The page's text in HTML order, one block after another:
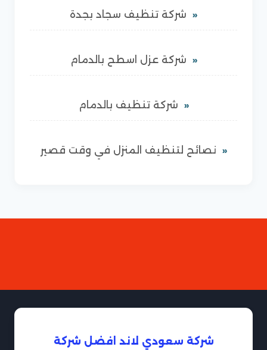
شركة تنظيف سجاد بجدة
شركة عزل اسطح بالدمام
شركة تنظيف بالدمام
نصائح لتنظيف المنزل في وقت قصير
شركة سعودي لاند افضل شركة